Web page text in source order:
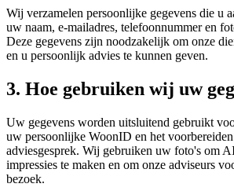
Wij verzamelen persoonlijke gegevens die u
uw naam, e-mailadres, telefoonnummer en
Deze gegevens zijn noodzakelijk om onze
en u persoonlijk advies te kunnen geven.
3. Hoe gebruiken wij uw
Uw gegevens worden uitsluitend gebruikt
uw persoonlijke WoonID en het
adviesgesprek. Wij gebruiken uw foto's om
impressies te maken en om onze adviseurs
bezoek.